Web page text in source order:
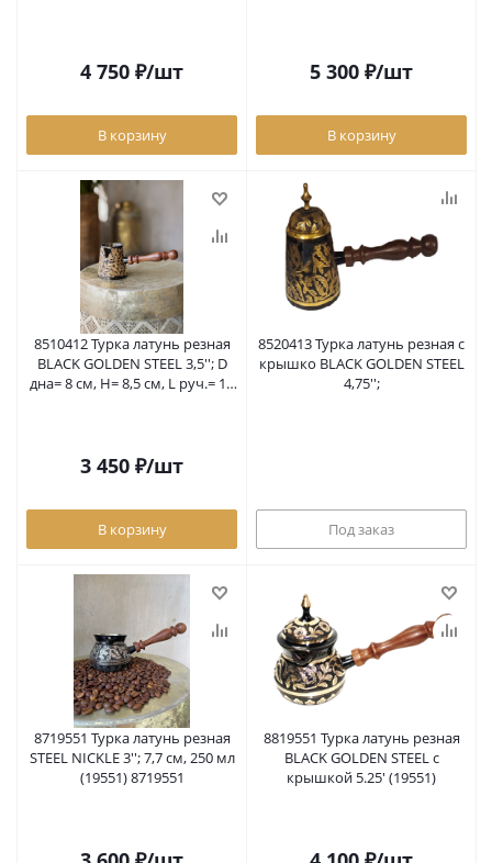
4 750 ₽/шт
В корзину
5 300 ₽/шт
В корзину
8510412 Турка латунь резная
BLACK GOLDEN STEEL 3,5''; D
дна= 8 см, H= 8,5 см, L руч.= 13
3 450 ₽/шт
В корзину
8520413 Турка латунь резная с
крышко BLACK GOLDEN STEEL
4,75'';
Под заказ
8719551 Турка латунь резная
STEEL NICKLE 3''; 7,7 см, 250 мл
(19551) 8719551
8819551 Турка латунь резная
BLACK GOLDEN STEEL с
крышкой 5.25' (19551)